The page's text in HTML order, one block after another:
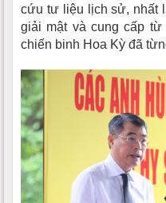
cứu tư liệu lịch sử, nhất
giải mật và cung cấp
chiến binh Hoa Kỳ đã